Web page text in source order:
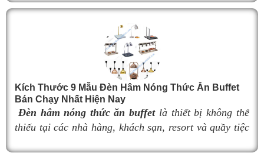
thành giải pháp được nhiều nhà hàng, khách sạn và khu nghỉ
dưỡng lựa chọn nhờ khả năng giữ cho món ăn luôn ấm nóng,
thơm ngon như vừa mới chế biến. Vậy
tạo như thế nào, hoạt động ra sao và làm thế nào để lựa chọn
èn hâm nóng thức ănphù hợp, giúp tối ưu hiệu
quả giữ nhiệt cũng như nâng cao tính chuyên nghiệp cho
không gian buffet? Hãy cùng tìm hiểu ngay trong bài viết dưới
Kích Thước 9 Mẫu Đèn Hâm Nóng Thức Ăn Buffet
Bán Chạy Nhất Hiện Nay
Đèn hâm nóng thức ăn buffetlà thiết bị không thể
thiếu tại các nhà hàng, khách sạn, resort và quầy tiệc